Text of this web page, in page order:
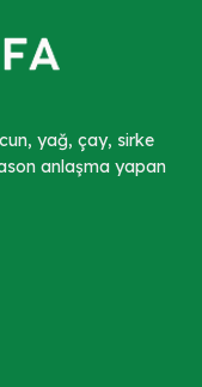
yağ, çay, sirke
anlaşma yapan